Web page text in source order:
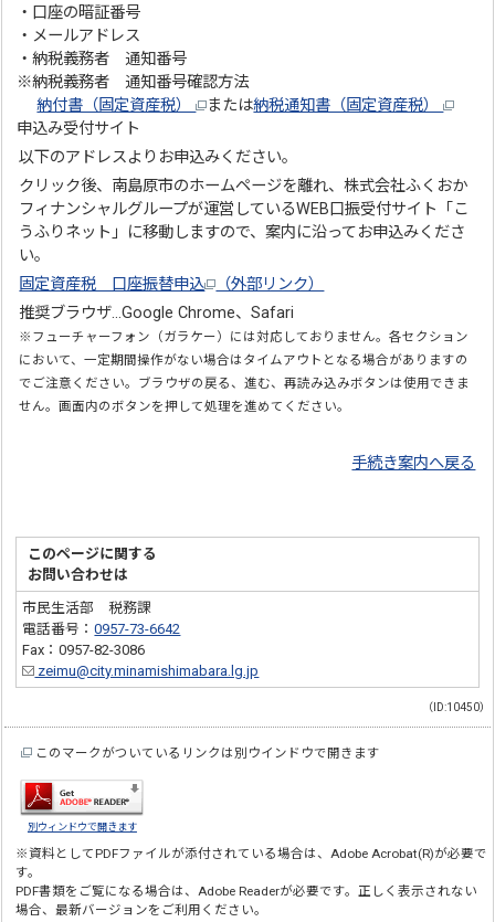
・口座の暗証番号
・メールアドレス
・納税義務者 通知番号
※納税義務者 通知番号確認方法
納付書（固定資産税）
または納税通知書（固定資産税）
申込み受付サイト
以下のアドレスよりお申込みください。
クリック後、南島原市のホームページを離れ、株式会社ふくおか
フィナンシャルグループが運営しているWEB口振受付サイト「こ
うふりネット」に移動しますので、案内に沿ってお申込みくださ
い。
固定資産税 口座振替申込
（外部リンク）
推奨ブラウザ…Google Chrome、Safari
※ フューチャーフォン（ガラケー）には対応しておりません。各セクション
において、一定期間操作がない場合はタイムアウトとなる場合がありますの
でご注意ください。ブラウザの戻る、進む、再読み込みボタンは使用できま
せん。画面内のボタンを押して処理を進めてください。
手続き案内へ戻る
このページに関する
お問い合わせは
市民生活部 税務課
電話番号：0957-73-6642
Fax：0957-82-3086
zeimu@city.minamishimabara.lg.jp
（ID:10450）
このマークがついているリンクは別ウインドウで開きます
別ウィンドウで開きます
※資料としてPDFファイルが添付されている場合は、Adobe Acrobat(R)が必要で
す。
PDF書類をご覧になる場合は、Adobe Readerが必要です。正しく表示されない
場合、最新バージョンをご利用ください。